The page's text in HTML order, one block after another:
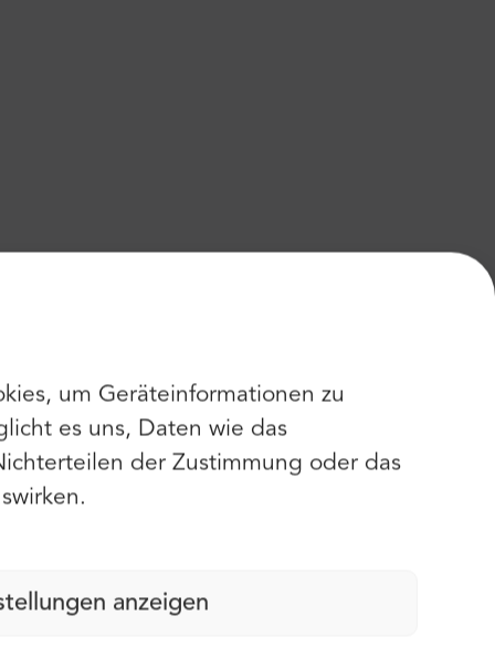
um Geräteinformationen zu
es uns, Daten wie das
der Zustimmung oder das
anzeigen